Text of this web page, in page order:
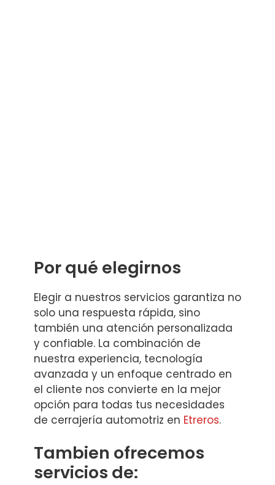
Por qué elegirnos
Elegir a nuestros servicios garantiza no
solo una respuesta rápida, sino
también una atención personalizada
y confiable. La combinación de
nuestra experiencia, tecnología
avanzada y un enfoque centrado en
el cliente nos convierte en la mejor
opción para todas tus necesidades
de cerrajería automotriz en Etreros.
Tambien ofrecemos
servicios de: